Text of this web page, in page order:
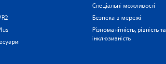
Спеціальні можливості
Безпека в мережі
Різноманітність, рівність та
інклюзивність